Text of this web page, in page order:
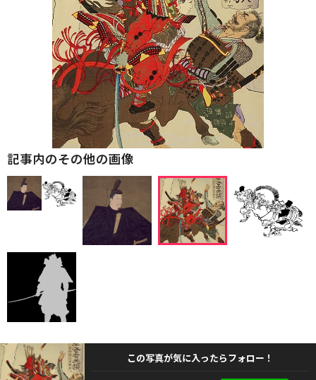
記事内のその他の画像
この写真が気に入ったらフォロー！